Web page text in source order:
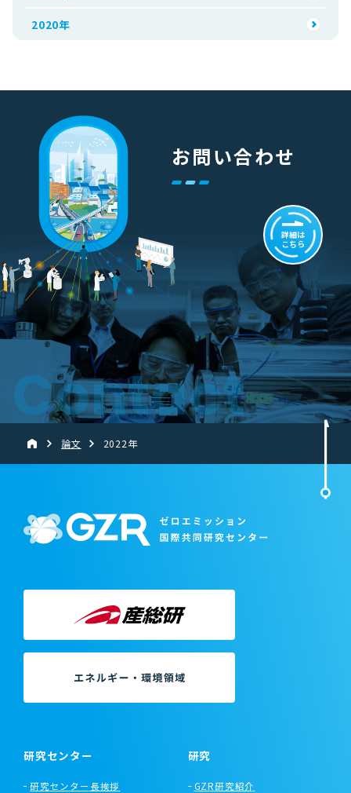
2020年
Contact
お問い合わせ
詳細は
こちら
論文 2022年
研究センター
研究センター長挨拶
研究
GZR研究紹介